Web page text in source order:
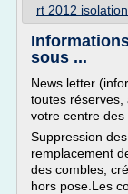
rt 2012
sous ...
News letter
toutes réserves,
votre centre
Suppression
remplacement
des combles,
hors pose.Les